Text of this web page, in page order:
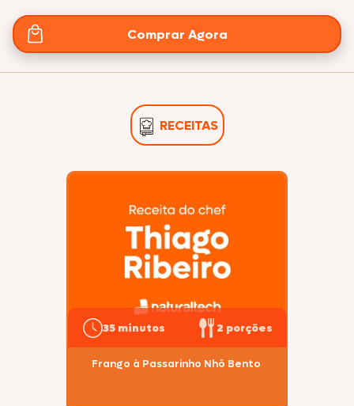
Comprar Agora
RECEITAS
35 minutos 2 porções
Frango à Passarinho Nhô Bento